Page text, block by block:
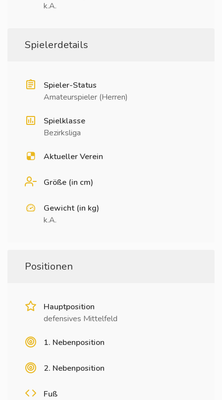
k.A.
Spielerdetails
Spieler-Status
Amateurspieler (Herren)
Spielklasse
Bezirksliga
Aktueller Verein
Größe (in cm)
Gewicht (in kg)
k.A.
Positionen
Hauptposition
defensives Mittelfeld
1. Nebenposition
2. Nebenposition
Fuß